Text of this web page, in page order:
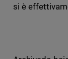
si è